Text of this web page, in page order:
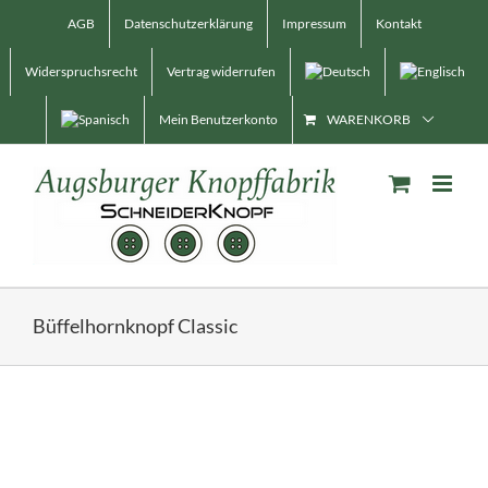
AGB Datenschutzerklärung Impressum Kontakt
Widerspruchsrecht Vertrag widerrufen
Mein Benutzerkonto WARENKORB
Büffelhornknopf Classic